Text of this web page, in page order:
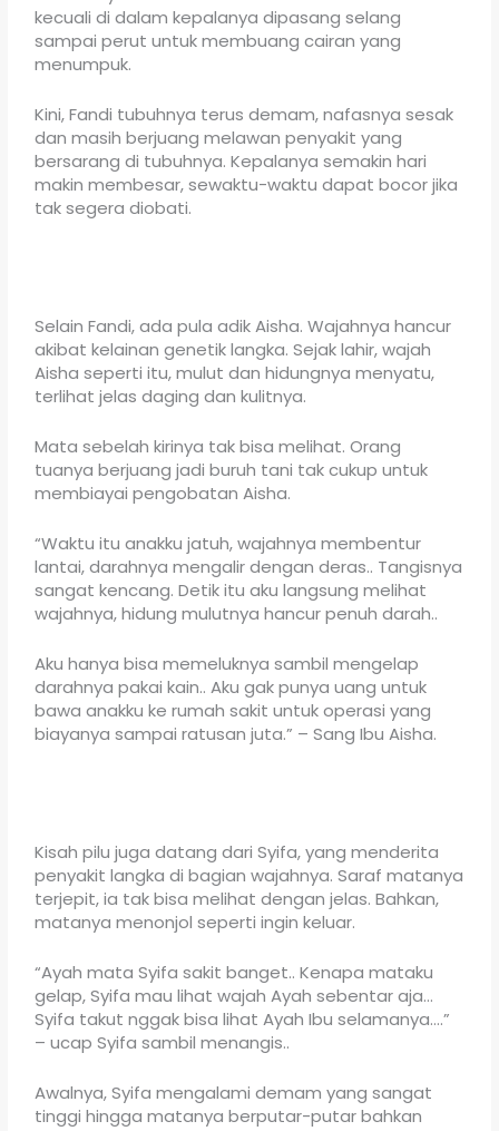
kecuali di dalam kepalanya dipasang selang
sampai perut untuk membuang cairan yang
menumpuk.
Kini, Fandi tubuhnya terus demam, nafasnya sesak
dan masih berjuang melawan penyakit yang
bersarang di tubuhnya. Kepalanya semakin hari
makin membesar, sewaktu-waktu dapat bocor jika
tak segera diobati.
Selain Fandi, ada pula adik Aisha. Wajahnya hancur
akibat kelainan genetik langka. Sejak lahir, wajah
Aisha seperti itu, mulut dan hidungnya menyatu,
terlihat jelas daging dan kulitnya.
Mata sebelah kirinya tak bisa melihat. Orang
tuanya berjuang jadi buruh tani tak cukup untuk
membiayai pengobatan Aisha.
“Waktu itu anakku jatuh, wajahnya membentur
lantai, darahnya mengalir dengan deras.. Tangisnya
sangat kencang. Detik itu aku langsung melihat
wajahnya, hidung mulutnya hancur penuh darah..
Aku hanya bisa memeluknya sambil mengelap
darahnya pakai kain.. Aku gak punya uang untuk
bawa anakku ke rumah sakit untuk operasi yang
biayanya sampai ratusan juta.” – Sang Ibu Aisha.
Kisah pilu juga datang dari Syifa, yang menderita
penyakit langka di bagian wajahnya. Saraf matanya
terjepit, ia tak bisa melihat dengan jelas. Bahkan,
matanya menonjol seperti ingin keluar.
“Ayah mata Syifa sakit banget.. Kenapa mataku
gelap, Syifa mau lihat wajah Ayah sebentar aja…
Syifa takut nggak bisa lihat Ayah Ibu selamanya….”
– ucap Syifa sambil menangis..
Awalnya, Syifa mengalami demam yang sangat
tinggi hingga matanya berputar-putar bahkan